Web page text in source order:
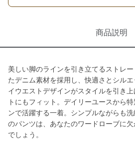
商品説明
美しい脚のラインを引き立てるストレ
たデニム素材を採用し、快適さとシル
イウエストデザインがスタイルを引き
トにもフィット。デイリーユースから
ンで活躍する一着。シンプルながらも
のパンツは、あなたのワードローブに
でしょう。